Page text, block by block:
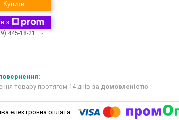
Купити
з
445-18-21
товару протягом 14 днів за домовленістю